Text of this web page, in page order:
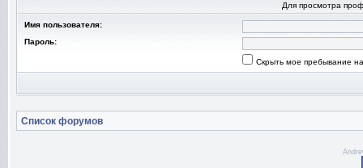
Для просмотра
Имя пользователя:
Пароль:
Скрыть мое пребывание
Список форумов